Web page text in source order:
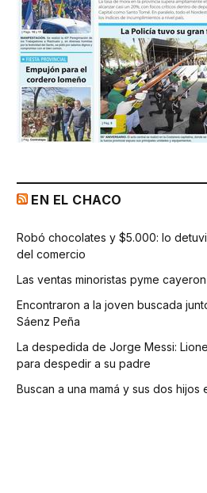
EN EL CHACO
Robó chocolates y $5.000: lo
del comercio
Las ventas minoristas pyme
Encontraron a la joven buscada
Sáenz Peña
La despedida de Jorge Messi:
para despedir a su padre
Buscan a una mamá y sus dos hijos